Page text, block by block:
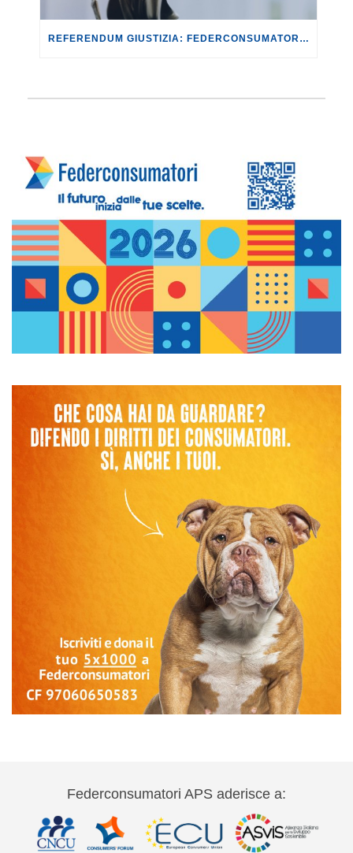
REFERENDUM GIUSTIZIA: FEDERCONSUMATORI ADERISCE AL FRONTE DEL NO.
Federconsumatori APS aderisce a: